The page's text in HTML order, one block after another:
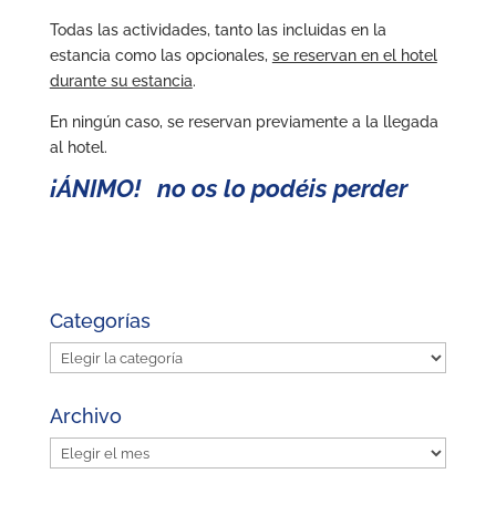
Todas las actividades, tanto las incluidas en la
estancia como las opcionales, se reservan en el hotel
durante su estancia.
En ningún caso, se reservan previamente a la llegada
al hotel.
¡ÁNIMO! no os lo podéis perder
Categorías
Categorías
Archivo
Archivo